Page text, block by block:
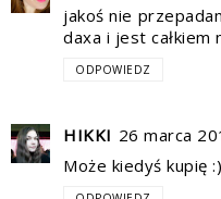
jakoś nie
daxa i jest całkiem
ODPOWIEDZ
HIKKI 26 marca
Może kiedyś kupię :)